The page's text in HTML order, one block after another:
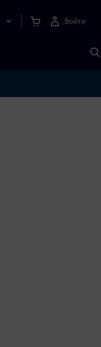
Войти